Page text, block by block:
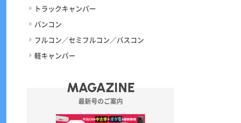
トラックキャンパー
バンコン
フルコン／セミフルコン／バスコン
軽キャンパー
MAGAZINE
最新号のご案内